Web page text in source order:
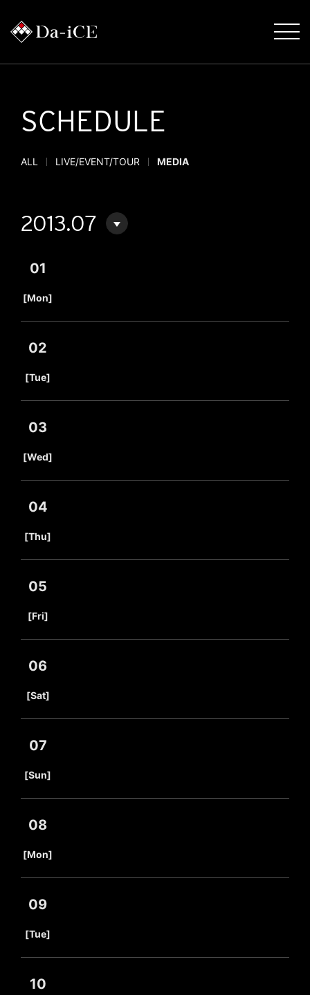
SCHEDULE
ALL LIVE/EVENT/TOUR MEDIA
2013.07
01
[Mon]
02
[Tue]
03
[Wed]
04
[Thu]
05
[Fri]
06
[Sat]
07
[Sun]
08
[Mon]
09
[Tue]
10